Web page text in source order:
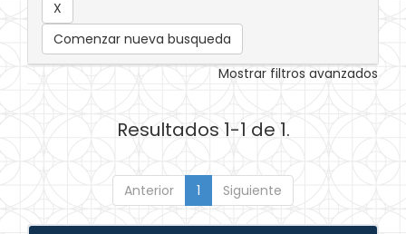
Comenzar nueva busqueda
Mostrar filtros avanzados
Resultados 1-1 de 1.
Anterior 1 Siguiente